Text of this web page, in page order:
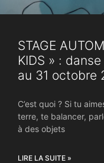
STAGE
KIDS » :
au 31 octobre
C’est quoi ? Si tu
terre, te balancer,
à des objets
LIRE LA SUITE »